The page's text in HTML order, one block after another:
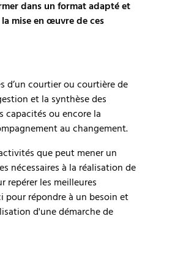
dans un format adapté et
mise en œuvre de ces
d’un courtier ou courtière de
et la synthèse des
capacités ou encore la
au changement.
que peut mener un
nécessaires à la réalisation de
repérer les meilleures
pour répondre à un besoin et
d'une démarche de